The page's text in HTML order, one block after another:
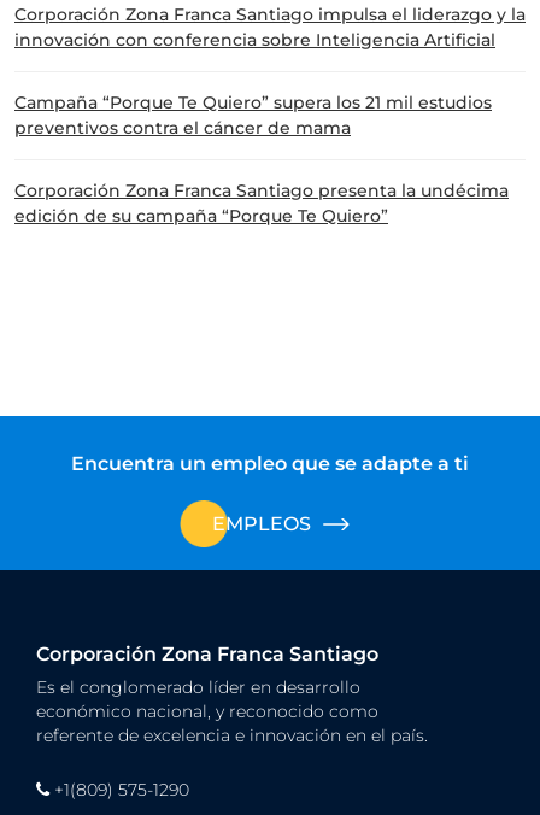
Corporación Zona Franca Santiago impulsa el liderazgo y la
innovación con conferencia sobre Inteligencia Artificial
Campaña “Porque Te Quiero” supera los 21 mil estudios
preventivos contra el cáncer de mama
Corporación Zona Franca Santiago presenta la undécima
edición de su campaña “Porque Te Quiero”
Encuentra un empleo que se adapte a ti
EMPLEOS
Corporación Zona Franca Santiago
Es el conglomerado líder en desarrollo
económico nacional, y reconocido como
referente de excelencia e innovación en el país.
+1(809) 575-1290